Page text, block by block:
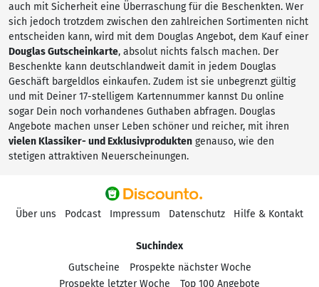
auch mit Sicherheit eine Überraschung für die Beschenkten. Wer
sich jedoch trotzdem zwischen den zahlreichen Sortimenten nicht
entscheiden kann, wird mit dem Douglas Angebot, dem Kauf einer
Douglas Gutscheinkarte, absolut nichts falsch machen. Der
Beschenkte kann deutschlandweit damit in jedem Douglas
Geschäft bargeldlos einkaufen. Zudem ist sie unbegrenzt gültig
und mit Deiner 17-stelligem Kartennummer kannst Du online
sogar Dein noch vorhandenes Guthaben abfragen. Douglas
Angebote machen unser Leben schöner und reicher, mit ihren
vielen Klassiker- und Exklusivprodukten genauso, wie den
stetigen attraktiven Neuerscheinungen.
Über uns Podcast Impressum Datenschutz Hilfe & Kontakt
Suchindex
Gutscheine
Prospekte nächster Woche
Prospekte letzter Woche
Top 100 Angebote